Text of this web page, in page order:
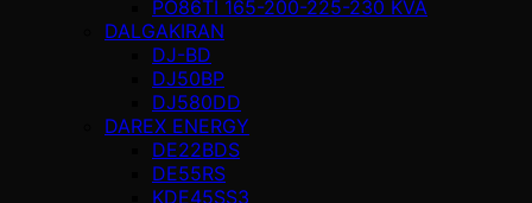
PO86TI 165-200-225-230 KVA
DALGAKIRAN
DJ-BD
DJ50BP
DJ580DD
DAREX ENERGY
DE22BDS
DE55RS
KDE45SS3